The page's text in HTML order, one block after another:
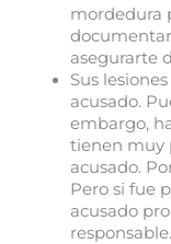
mordedura
asegurarte
Sus
acusado.
embargo,
tienen muy
acusado.
Pero si fue
acusado
responsable.